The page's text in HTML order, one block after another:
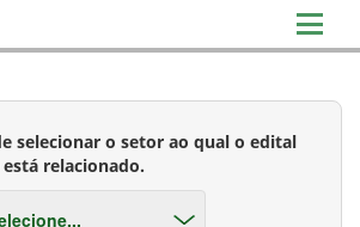
selecionar o setor ao qual o edital
relacionado.